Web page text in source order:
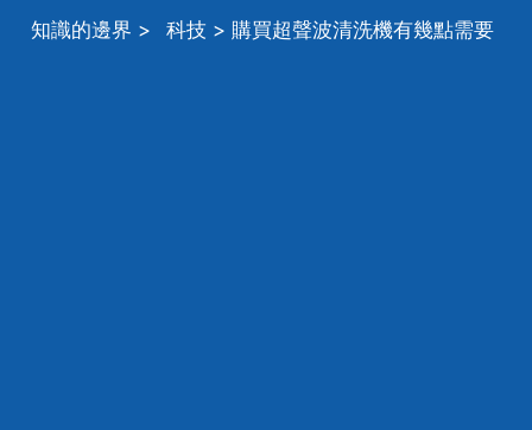
知識的邊界 > 科技 > 購買超聲波清洗機有幾點需要